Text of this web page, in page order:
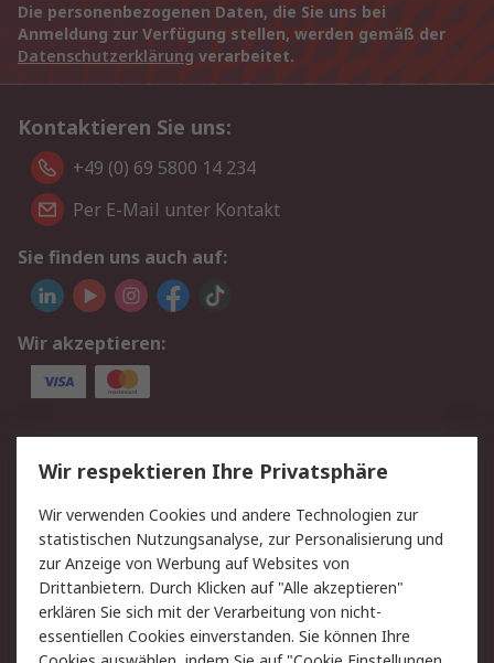
Die personenbezogenen Daten, die Sie uns bei
Anmeldung zur Verfügung stellen, werden gemäß der
Datenschutzerklärung verarbeitet.
Kontaktieren Sie uns:
+49 (0) 69 5800 14 234
Per E-Mail unter Kontakt
Sie finden uns auch auf:
Wir akzeptieren:
Service
Value Added Services
Lieferlösungen
Rücksendungen
Kontakt
Hilfe
Privatkunden
Rechtliches
AGB Datenschutz
Wir respektieren Ihre Privatsphäre
Wir verwenden Cookies und andere Technologien zur
statistischen Nutzungsanalyse, zur Personalisierung und
zur Anzeige von Werbung auf Websites von
Drittanbietern. Durch Klicken auf "Alle akzeptieren"
erklären Sie sich mit der Verarbeitung von nicht-
essentiellen Cookies einverstanden. Sie können Ihre